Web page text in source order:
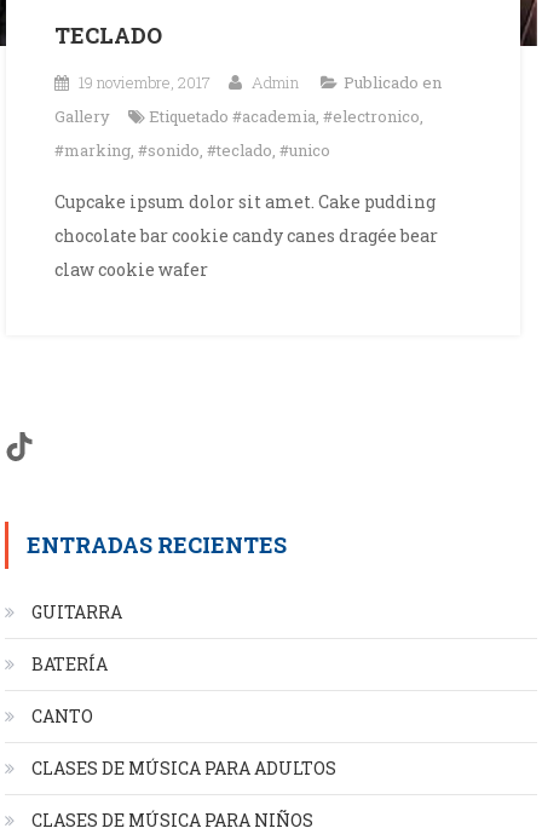
TECLADO
19 noviembre, 2017 Admin
Publicado en
Gallery
Etiquetado #academia, #electronico,
#marking, #sonido, #teclado, #unico
Cupcake ipsum dolor sit amet. Cake pudding
chocolate bar cookie candy canes dragée bear
claw cookie wafer
TikTok
ENTRADAS RECIENTES
GUITARRA
BATERÍA
CANTO
CLASES DE MÚSICA PARA ADULTOS
CLASES DE MÚSICA PARA NIÑOS